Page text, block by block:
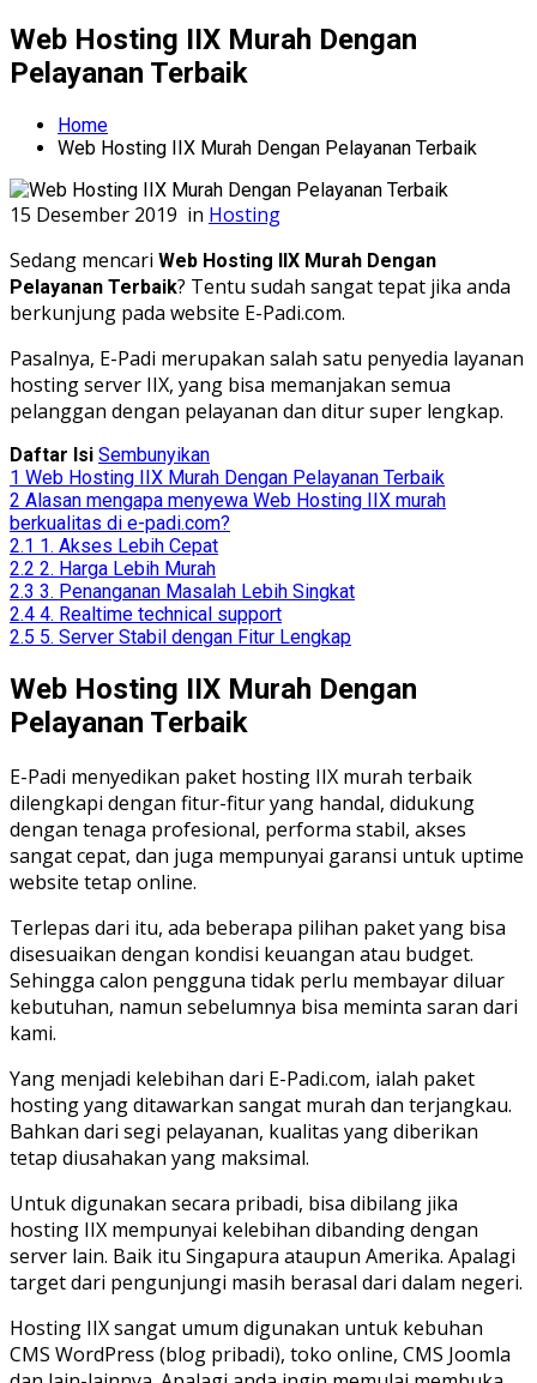
Web Hosting IIX Murah Dengan
Pelayanan Terbaik
Home
Web Hosting IIX Murah Dengan Pelayanan Terbaik
15 Desember 2019 in Hosting
Sedang mencari Web Hosting IIX Murah Dengan
Pelayanan Terbaik? Tentu sudah sangat tepat jika anda
berkunjung pada website E-Padi.com.
Pasalnya, E-Padi merupakan salah satu penyedia layanan
hosting server IIX, yang bisa memanjakan semua
pelanggan dengan pelayanan dan ditur super lengkap.
Daftar Isi Sembunyikan
1 Web Hosting IIX Murah Dengan Pelayanan Terbaik
2 Alasan mengapa menyewa Web Hosting IIX murah
berkualitas di e-padi.com?
2.1 1. Akses Lebih Cepat
2.2 2. Harga Lebih Murah
2.3 3. Penanganan Masalah Lebih Singkat
2.4 4. Realtime technical support
2.5 5. Server Stabil dengan Fitur Lengkap
Web Hosting IIX Murah Dengan
Pelayanan Terbaik
E-Padi menyedikan paket hosting IIX murah terbaik
dilengkapi dengan fitur-fitur yang handal, didukung
dengan tenaga profesional, performa stabil, akses
sangat cepat, dan juga mempunyai garansi untuk uptime
website tetap online.
Terlepas dari itu, ada beberapa pilihan paket yang bisa
disesuaikan dengan kondisi keuangan atau budget.
Sehingga calon pengguna tidak perlu membayar diluar
kebutuhan, namun sebelumnya bisa meminta saran dari
kami.
Yang menjadi kelebihan dari E-Padi.com, ialah paket
hosting yang ditawarkan sangat murah dan terjangkau.
Bahkan dari segi pelayanan, kualitas yang diberikan
tetap diusahakan yang maksimal.
Untuk digunakan secara pribadi, bisa dibilang jika
hosting IIX mempunyai kelebihan dibanding dengan
server lain. Baik itu Singapura ataupun Amerika. Apalagi
target dari pengunjungi masih berasal dari dalam negeri.
Hosting IIX sangat umum digunakan untuk kebuhan
CMS WordPress (blog pribadi), toko online, CMS Joomla